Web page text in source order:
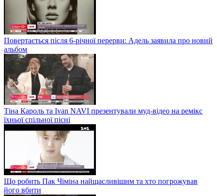
Повертається після 6-річної перерви: Адель заявила про новий
альбом
Тіна Кароль та Ivan NAVI презентували муд-відео на ремікс
їхньої спільної пісні
Що робить Пак Чіміна найщасливішим та хто погрожував
його вбити